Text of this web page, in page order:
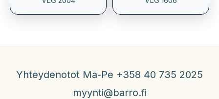
Yhteydenotot Ma-Pe +358 40 735 2025
myynti@barro.fi